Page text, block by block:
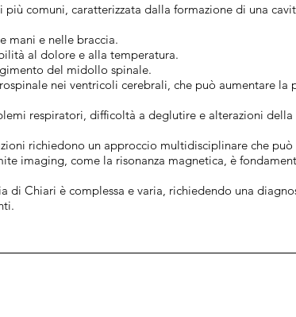
più comuni, caratterizzata dalla formazione di una
mani e nelle braccia.
al dolore e alla temperatura.
del midollo spinale.
nei ventricoli cerebrali, che può aumentare la
respiratori, difficoltà a deglutire e alterazioni della
richiedono un approccio multidisciplinare che
imaging, come la risonanza magnetica, è
di Chiari è complessa e varia, richiedendo una